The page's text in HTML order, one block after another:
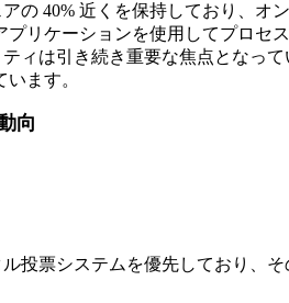
の 40% 近くを保持しており、オ
プリケーションを使用してプロ
ィは引き続き重要な焦点となっ
ます。
向
投票システムを優先しており、